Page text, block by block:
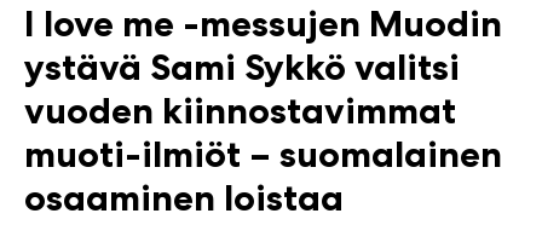
I love me -messujen Muodin
ystävä Sami Sykkö valitsi
vuoden kiinnostavimmat
muoti-ilmiöt – suomalainen
osaaminen loistaa